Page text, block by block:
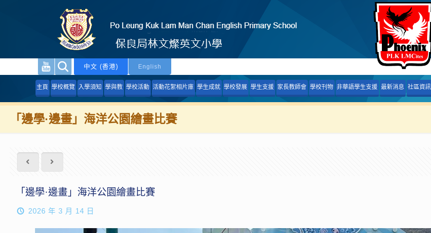
中文 (香港) English
主頁 學校概覽 入學須知 學與教 學校活動 活動花絮相片庫 學生成就 學校發展 學生支援 家長教師會 學校刊物 非華語學生支援 最新消息 社區資訊
「邊學·邊畫」海洋公園繪畫比賽
「邊學·邊畫」海洋公園繪畫比賽
2026 年 3 月 14 日